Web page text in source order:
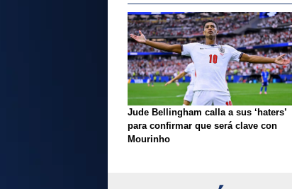
Jude Bellingham calla a sus ‘haters’
para confirmar que será clave con
Mourinho